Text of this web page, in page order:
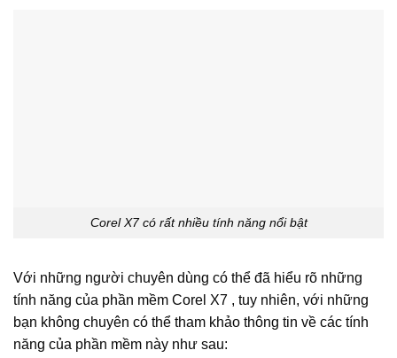
Corel X7 có rất nhiều tính năng nổi bật
Với những người chuyên dùng có thể đã hiểu rõ những
tính năng của phần mềm Corel X7 , tuy nhiên, với những
bạn không chuyên có thể tham khảo thông tin về các tính
năng của phần mềm này như sau: